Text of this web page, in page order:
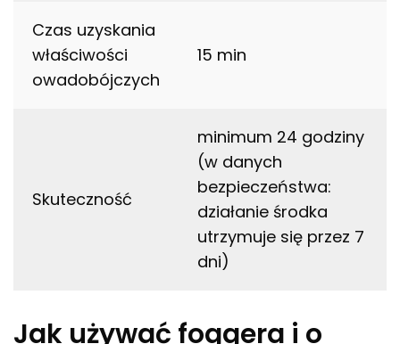
Czas uzyskania
właściwości
owadobójczych
15 min
Skuteczność
minimum 24 godziny
(w danych
bezpieczeństwa:
działanie środka
utrzymuje się przez 7
dni)
Jak używać foggera i o